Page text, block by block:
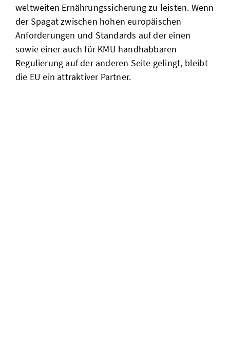
weltweiten Ernährungssicherung zu leisten. Wenn
der Spagat zwischen hohen europäischen
Anforderungen und Standards auf der einen
sowie einer auch für KMU handhabbaren
Regulierung auf der anderen Seite gelingt, bleibt
die EU ein attraktiver Partner.